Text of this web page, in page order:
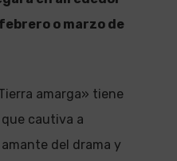
o marzo de
amarga» tiene
cautiva a
del drama y